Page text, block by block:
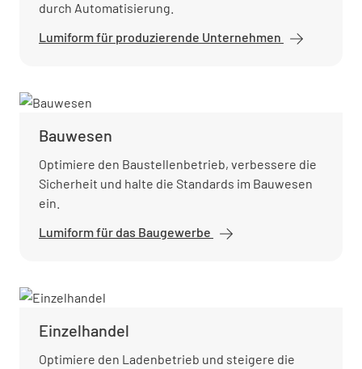
durch Automatisierung.
Lumiform für produzierende Unternehmen
Bauwesen
Optimiere den Baustellenbetrieb, verbessere die
Sicherheit und halte die Standards im Bauwesen
ein.
Lumiform für das Baugewerbe
Einzelhandel
Optimiere den Ladenbetrieb und steigere die